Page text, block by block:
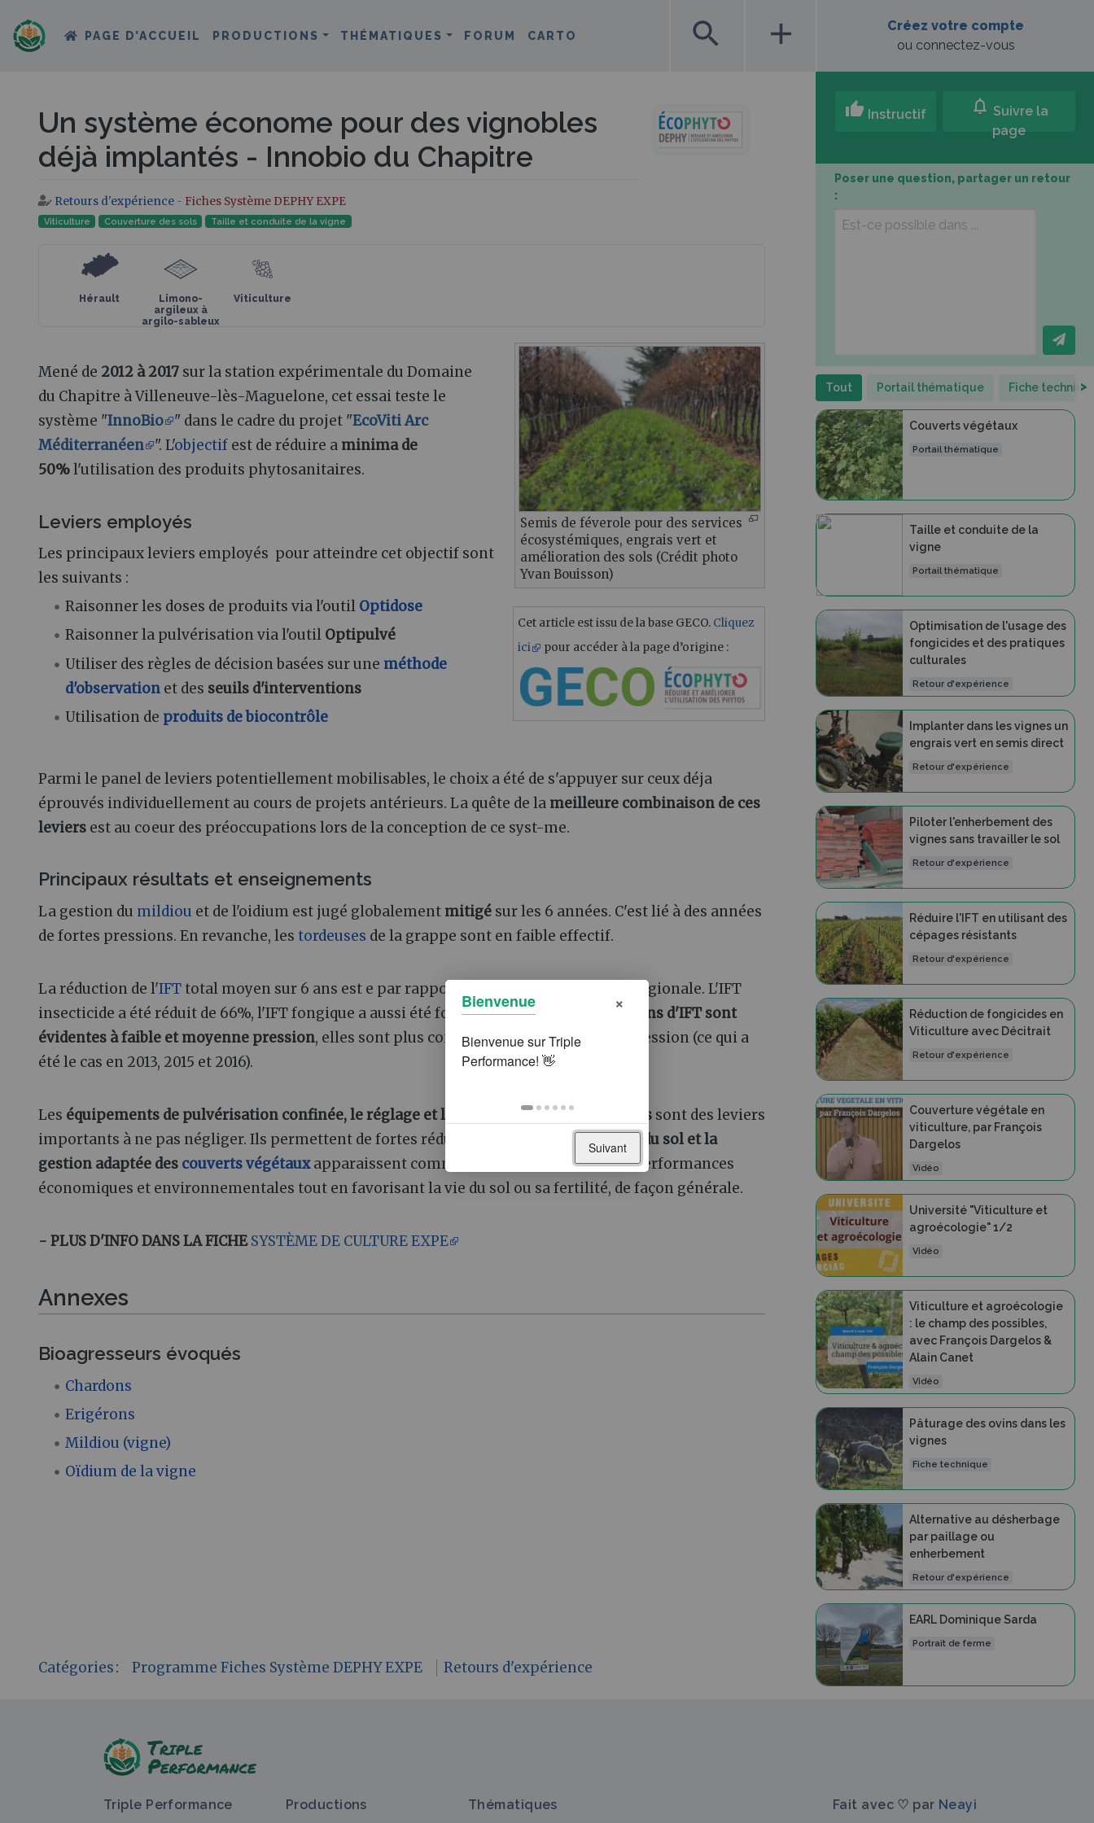
PAGE D’ACCUEIL PRODUCTIONS THÉMATIQUES FORUM CARTO search add
Créez votre compte
ou connectez-vous
Un système économe pour des vignobles
déjà implantés - Innobio du Chapitre
Aller à :navigation,rechercher
Retours d'expérience - Fiches Système DEPHY EXPE
Viticulture Couverture des sols Taille et conduite de la vigne
Hérault
Limono-
argileux à
argilo-sableux
Viticulture
Semis de féverole pour des services
écosystémiques, engrais vert et
amélioration des sols (Crédit photo
Yvan Bouisson)
Cet article est issu de la base GECO. Cliquez
ici
pour accéder à la page d’origine :
Mené de 2012 à 2017 sur la station expérimentale du Domaine
du Chapitre à Villeneuve-lès-Maguelone, cet essai teste le
système "InnoBio " dans le cadre du projet "EcoViti Arc
Méditerranéen
". L'objectif est de réduire a minima de
50%l'utilisation des produits phytosanitaires.
Leviers employés
Les principaux leviers employés pour atteindre cet objectif sont
les suivants :
Raisonner les doses de produits via l'outil Optidose
Raisonner la pulvérisation via l'outil Optipulvé
Utiliser des règles de décision basées sur une méthode
d'observation et des seuils d'interventions
Utilisation de produits de biocontrôle
Parmi le panel de leviers potentiellement mobilisables, le choix a été de s'appuyer sur ceux déja
éprouvés individuellement au cours de projets antérieurs. La quête de la meilleure combinaison de ces
leviers est au coeur des préoccupations lors de la conception de ce syst-me.
Principaux résultats et enseignements
La gestion du mildiou et de l'oidium est jugé globalement mitigé sur les 6 années. C'est lié à des années
de fortes pressions. En revanche, les tordeuses de la grappe sont en faible effectif.
La réduction de l'IFT total moyen sur 6 ans est e par rapport à la référence moyenne régionale. L'IFT
insecticide a été réduit de 66%, l'IFT fongique a aussi été fortement réduit. Les
réductions d'IFT sont
évidentes à faible et moyenne pression, elles sont plus compliquées en cas de forte pression (ce qui a
été le cas en 2013, 2015 et 2016).
Les équipements de pulvérisation confinée, le réglage et l'étalonnage des équipements sont des leviers
importants à ne pas négliger. Ils permettent de fortes réductions d'IFT. Le
non travail du sol et la
gestion adaptée des couverts végétauxapparaissent comme une piste en faveur des performances
économiques et environnementales tout en favorisant la vie du sol ou sa fertilité, de façon générale.
- PLUS D'INFO DANS LA FICHESYSTÈME DE CULTURE EXPE
Annexes
Bioagresseurs évoqués
Chardons
Erigérons
Mildiou (vigne)
Oïdium de la vigne
Catégories: Programme Fiches Système DEPHY EXPE Retours d'expérience
thumb_up Instructif notifications Suivre la
page
Poser une question, partager un retour
:
Tout Portail thématique Fiche >
Couverts végétaux
Portail thématique
Taille et conduite de la
vigne
Portail thématique
Optimisation de l'usage des
fongicides et des pratiques
culturales
Retour d'expérience
Implanter dans les vignes un
engrais vert en semis direct
Retour d'expérience
Piloter l'enherbement des
vignes sans travailler le sol
Retour d'expérience
Réduire l'IFT en utilisant des
cépages résistants
Retour d'expérience
Réduction de fongicides en
Viticulture avec Décitrait
Retour d'expérience
Couverture végétale en
viticulture, par François
Dargelos
Vidéo
Université "Viticulture et
agroécologie" 1/2
Vidéo
Viticulture et agroécologie
: le champ des possibles,
avec François Dargelos &
Alain Canet
Vidéo
Pâturage des ovins dans les
vignes
Fiche technique
Alternative au désherbage
par paillage ou
enherbement
Retour d'expérience
EARL Dominique Sarda
Portrait de ferme
Triple Performance Productions Thématiques Fait avec ♡ par Neayi
Bienvenue ×
Suivant